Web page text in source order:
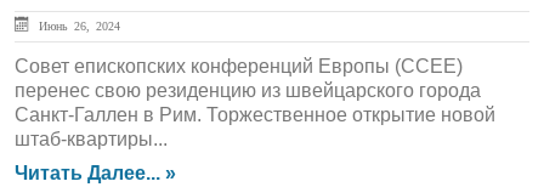
Июнь 26, 2024
Совет епископских конференций Европы (CCEE)
перенес свою резиденцию из швейцарского города
Санкт-Галлен в Рим. Торжественное открытие новой
штаб-квартиры...
Читать Далее... »